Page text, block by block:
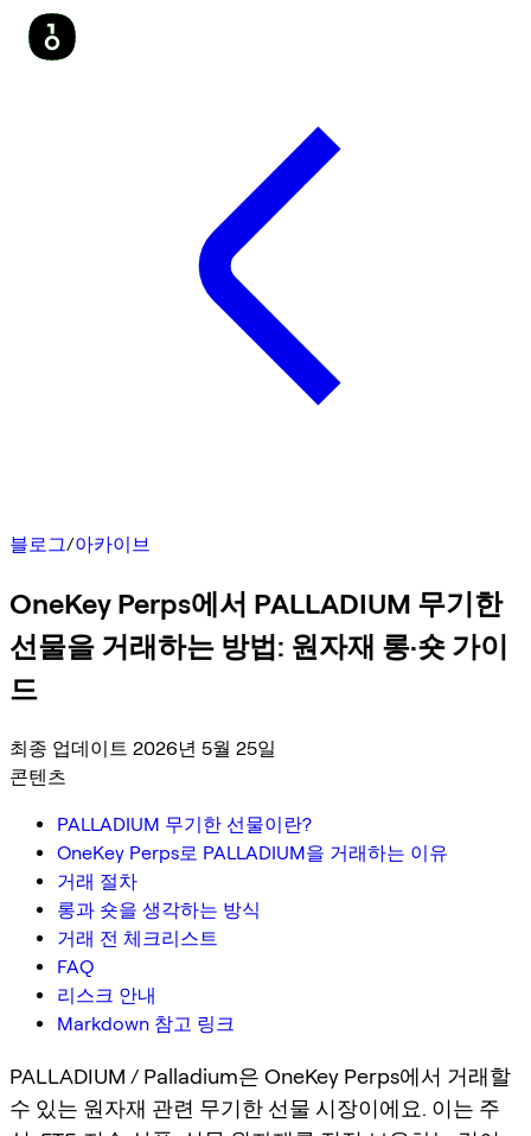
블로그/아카이브
OneKey Perps에서 PALLADIUM 무기한
선물을 거래하는 방법: 원자재 롱·숏 가이
드
최종 업데이트 2026년 5월 25일
콘텐츠
PALLADIUM 무기한 선물이란?
OneKey Perps로 PALLADIUM을 거래하는 이유
거래 절차
롱과 숏을 생각하는 방식
거래 전 체크리스트
FAQ
리스크 안내
Markdown 참고 링크
PALLADIUM / Palladium은 OneKey Perps에서 거래할
수 있는 원자재 관련 무기한 선물 시장이에요. 이는 주